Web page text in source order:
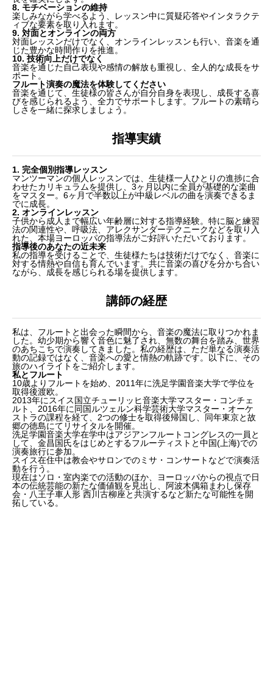
8. モチベーションの維持
楽しみながら学べるよう、レッスン中に質疑応答やインタラクテ
ィブな要素を取り入れます。
9. 対面とオンラインの両方
対面レッスンだけでなく、オンラインレッスンも行い、音楽を通
じた豊かな時間作りを推進。
10. 技術向上だけでなく
音楽を通じた自己表現や感情の解放も重視し、全人的な成長をサ
ポート。
フルート演奏の魔法を体験してください
音楽を通じて、生徒様の皆さんが自分自身を表現し、成長する喜
びを感じられるよう、全力でサポートします。フルートの素晴ら
しさを一緒に探求しましょう。
指導実績
1. 完全個別指導レッスン
マンツーマンの個人レッスンでは、生徒様一人ひとりの進捗に合
わせたカリキュラムを提供し、3ヶ月以内に全員が基礎的な楽曲
をマスター。6ヶ月で半数以上が中級レベルの曲を演奏できるま
でに成長。
2. オンラインレッスン
子供から成人まで幅広い年齢層に対する指導経験。特に脳と練習
法の関連性や、呼吸法、アレクサンダーテクニークなどを取り入
れた、本場ヨーロッパの指導法がご好評いただいております。
指導後のあなたの近未来
私の指導を受けることで、生徒様たちは技術だけでなく、音楽に
対する情熱や自信も育んでいます。共に音楽の喜びを分かち合い
ながら、成長を感じられる場を提供します。
講師の経歴
私は、フルートと出会った瞬間から、音楽の魔法に取りつかれま
した。幼少期から響く音色に魅了され、無数の舞台を踏み、世界
のあちこちで演奏してきました。私の経歴は、ただ単なる演奏活
動の記録ではなく、音楽への愛と情熱の軌跡です。以下に、その
旅のハイライトをご紹介します。
私とフルート
10歳よりフルートを始め、2011年に洗足学園音楽大学で学位を
取得後渡欧。
2013年にスイス国立チューリッヒ音楽大学マスター・コンチェ
ルト、2016年に同国ルツェルン科学芸術大学マスター・オーケ
ストラの課程を経て、2つの修士を取得後帰国し、同年東京と故
郷の徳島にてリサイタルを開催。
洗足学園音楽大学在学中はアジアンフルートコングレスの一員と
して、金昌国氏をはじめとするフルーティストと中国(上海)での
演奏旅行に参加。
スイス在住中は教会やサロンでのミサ・コンサートなどで演奏活
動を行う。
現在はソロ・室内楽での活動のほか、ヨーロッパからの視点で日
本の伝統芸能の新たな価値観を見出し、阿波木偶箱まわし保存
会・八王子車人形 西川古柳座と共演するなど新たな可能性を開
拓している。